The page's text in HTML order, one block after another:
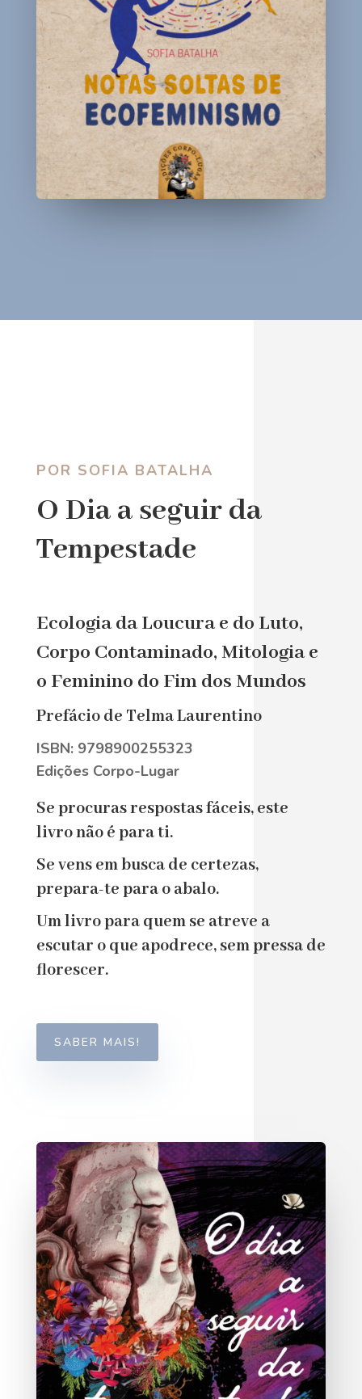
POR SOFIA BATALHA
O Dia a seguir da
Tempestade
Ecologia da Loucura e do Luto,
Corpo Contaminado, Mitologia e
o Feminino do Fim dos Mundos
Prefácio de Telma Laurentino
ISBN: 9798900255323
Edições Corpo-Lugar
Se procuras respostas fáceis, este
livro não é para ti.
Se vens em busca de certezas,
prepara-te para o abalo.
Um livro para quem se atreve a
escutar o que apodrece, sem pressa de
florescer.
SABER MAIS!